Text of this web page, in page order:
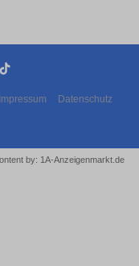
Impressum Datenschutz
by: 1A-Anzeigenmarkt.de